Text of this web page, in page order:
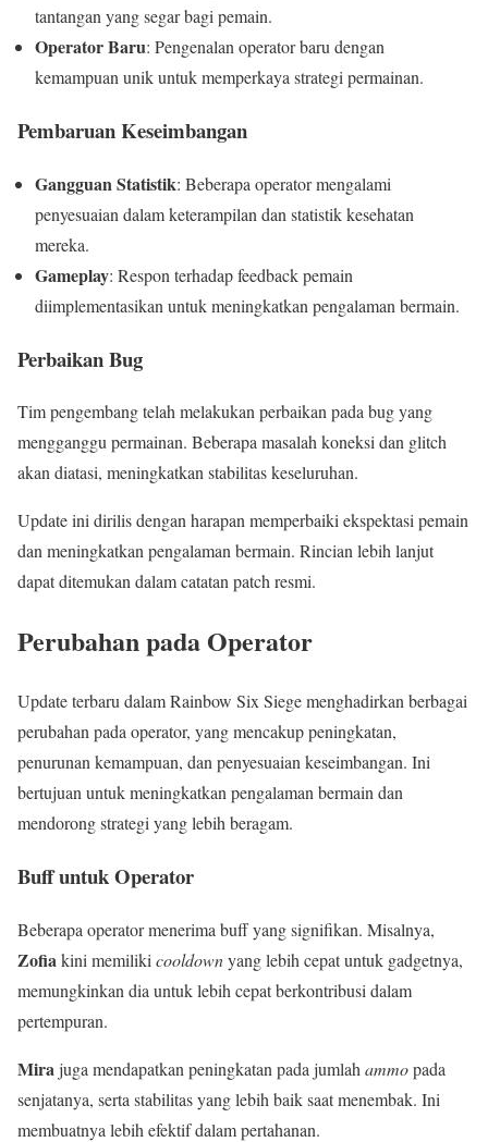
tantangan yang segar bagi pemain.
Operator Baru: Pengenalan operator baru dengan
kemampuan unik untuk memperkaya strategi permainan.
Pembaruan Keseimbangan
Gangguan Statistik: Beberapa operator mengalami
penyesuaian dalam keterampilan dan statistik kesehatan
mereka.
Gameplay: Respon terhadap feedback pemain
diimplementasikan untuk meningkatkan pengalaman bermain.
Perbaikan Bug
Tim pengembang telah melakukan perbaikan pada bug yang
mengganggu permainan. Beberapa masalah koneksi dan glitch
akan diatasi, meningkatkan stabilitas keseluruhan.
Update ini dirilis dengan harapan memperbaiki ekspektasi pemain
dan meningkatkan pengalaman bermain. Rincian lebih lanjut
dapat ditemukan dalam catatan patch resmi.
Perubahan pada Operator
Update terbaru dalam Rainbow Six Siege menghadirkan berbagai
perubahan pada operator, yang mencakup peningkatan,
penurunan kemampuan, dan penyesuaian keseimbangan. Ini
bertujuan untuk meningkatkan pengalaman bermain dan
mendorong strategi yang lebih beragam.
Buff untuk Operator
Beberapa operator menerima buff yang signifikan. Misalnya,
Zofia kini memiliki cooldownyang lebih cepat untuk gadgetnya,
memungkinkan dia untuk lebih cepat berkontribusi dalam
pertempuran.
Mira juga mendapatkan peningkatan pada jumlah ammopada
senjatanya, serta stabilitas yang lebih baik saat menembak. Ini
membuatnya lebih efektif dalam pertahanan.